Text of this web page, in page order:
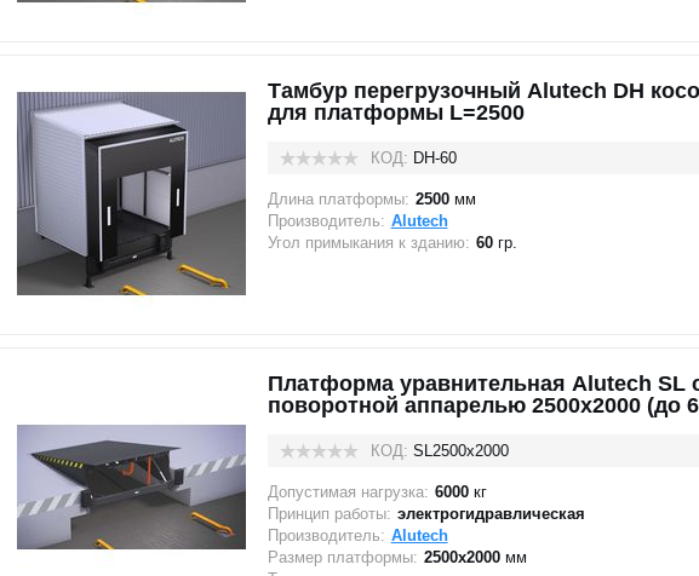
Тамбур перегрузочный Alutech DH
для платформы L=2500
КОД: DH-60
Длина платформы: 2500мм
Производитель: Alutech
Угол примыкания к зданию: 60 гр.
Платформа уравнительная Alutech SL
поворотной аппарелью 2500х2000 (до
КОД: SL2500х2000
Допустимая нагрузка: 6000кг
Принцип работы: электрогидравлическая
Производитель: Alutech
Размер платформы: 2500х2000мм